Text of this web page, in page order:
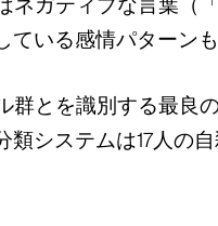
いる感情パターンも
とを識別する最良
システムは17人の